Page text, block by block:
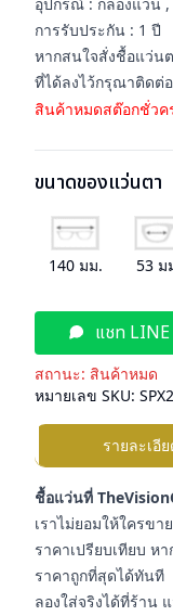
การรับประกัน : 1 ปี
หากสนใจสั่งชื้อแว่น
ที่ได้ลงไว้กรุณาติดต่อ
สินค้าหมดสต๊อกชั่วค
ขนาดของแว่นตา
140 มม. 53 ม
แชท LINE
สถานะ: สินค้าหมด
หมายเลข SKU:
รายละเอี
ชื้อแว่นที่
เราไม่ยอมให้ใครข
ราคาเปรียบเทียบ ห
ราคาถูกที่สุดได้ทันที
ลองใส่จริงได้ที่ร้าน